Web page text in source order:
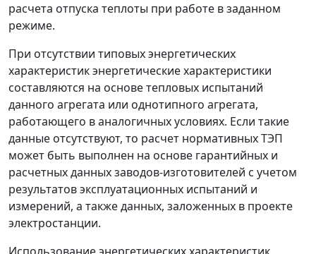
расчета отпуска теплоты при работе в заданном
режиме.
При отсутствии типовых энергетических
характеристик энергетические характеристики
составляются на основе тепловых испытаний
данного агрегата или однотипного агрегата,
работающего в аналогичных условиях. Если такие
данные отсутствуют, то расчет нормативных ТЭП
может быть выполнен на основе гарантийных и
расчетных данных заводов-изготовителей с учетом
результатов эксплуатационных испытаний и
измерений, а также данных, заложенных в проекте
электростанции.